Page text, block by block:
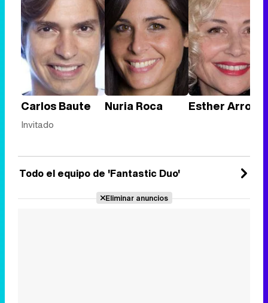
Carlos Baute
Invitado
Nuria Roca Esther Arroyo
Todo el equipo de 'Fantastic Duo'
Eliminar anuncios